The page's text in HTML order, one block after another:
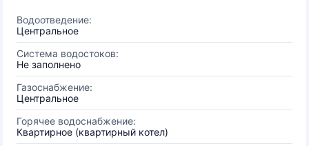
Водоотведение:
Центральное
Система водостоков:
Не заполнено
Газоснабжение:
Центральное
Горячее водоснабжение:
Квартирное (квартирный котел)